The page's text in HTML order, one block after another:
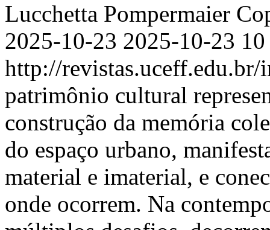
Lucchetta Pompermaier
2025-10-23 2025-10-23 10
http://
patrimônio cultural
construção da memória
do espaço urbano,
material e imaterial, e
onde ocorrem. Na